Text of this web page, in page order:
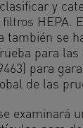
y
HEPA.
también se
para las
para
de las
examinará